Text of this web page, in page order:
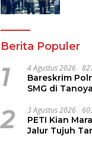
Berita Populer
1 4 Agustus 2026
Bareskrim
SMG di
2 3 Agustus 2026
PETI Kian
Jalur Tujuh